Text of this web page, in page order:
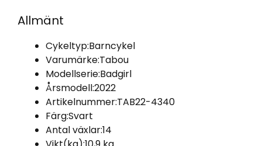
Allmänt
Cykeltyp:Barncykel
Varumärke:Tabou
Modellserie:Badgirl
Årsmodell:2022
Artikelnummer:TAB22-4340
Färg:Svart
Antal växlar:14